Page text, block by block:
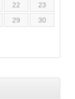
22
23
29
30